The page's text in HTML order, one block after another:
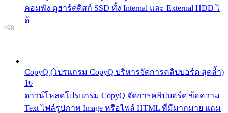
คอมพัง ดูฮาร์ดดิสก์ SSD ทั้ง Internal และ External HDD ไ
ด้
CopyQ (โปรแกรม CopyQ บริหารจัดการคลิปบอร์ด สุดล้ำ)
16
ดาวน์โหลดโปรแกรม CopyQ จัดการคลิปบอร์ด ข้อความ
Text ไฟล์รูปภาพ Image หรือไฟล์ HTML ที่มีมากมาย แถม
498